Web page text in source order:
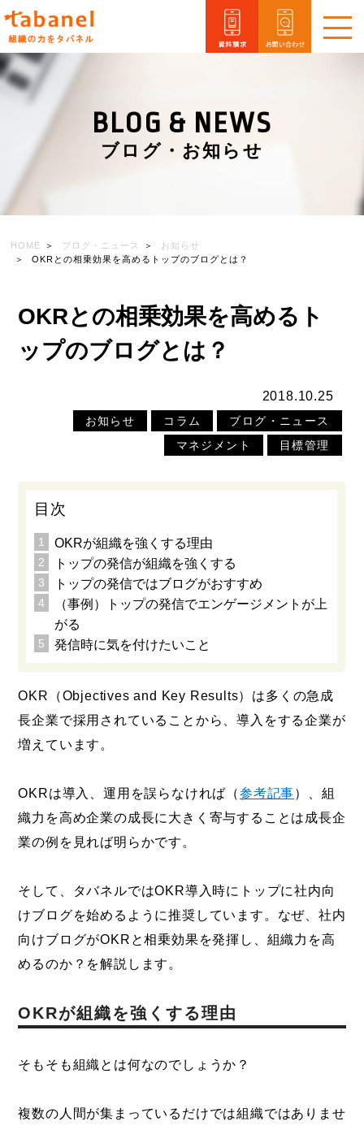
メ
ニ
BLOG & NEWS
ブログ・お知らせ
HOME ブログ・ニュース
お知らせ
OKRとの相乗効果を高めるトップのブログとは？
OKRとの相乗効果を高めるト
ップのブログとは？
2018.10.25
お知らせ コラム
ブログ・ニュース
マネジメント
目標管理
目次
OKRが組織を強くする理由
トップの発信が組織を強くする
トップの発信ではブログがおすすめ
（事例）トップの発信でエンゲージメントが上
がる
発信時に気を付けたいこと
OKR（Objectives and Key Results）は多くの急成
長企業で採用されていることから、導入をする企業が
増えています。
OKRは導入、運用を誤らなければ（参考記事）、組
織力を高め企業の成長に大きく寄与することは成長企
業の例を見れば明らかです。
そして、タバネルではOKR導入時にトップに社内向
けブログを始めるように推奨しています。なぜ、社内
向けブログがOKRと相乗効果を発揮し、組織力を高
めるのか？を解説します。
OKRが組織を強くする理由
そもそも組織とは何なのでしょうか？
複数の人間が集まっているだけでは組織ではありませ